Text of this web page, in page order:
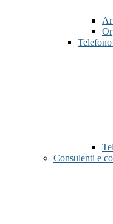
Telefono
Consulenti e